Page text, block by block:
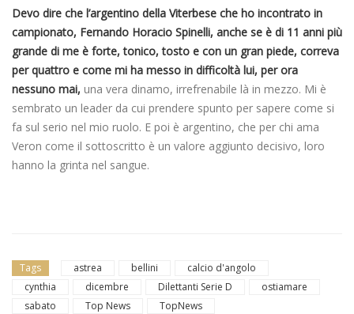
Devo dire che l’argentino della Viterbese che ho incontrato in
campionato, Fernando Horacio Spinelli, anche se è di 11 anni più
grande di me è forte, tonico, tosto e con un gran piede, correva
per quattro e come mi ha messo in difficoltà lui, per ora
nessuno mai, una vera dinamo, irrefrenabile là in mezzo. Mi è
sembrato un leader da cui prendere spunto per sapere come si
fa sul serio nel mio ruolo. E poi è argentino, che per chi ama
Veron come il sottoscritto è un valore aggiunto decisivo, loro
hanno la grinta nel sangue.
Tags astrea bellini
calcio d'angolo
cynthia
dicembre Dilettanti Serie D
ostiamare
sabato
Top News
TopNews